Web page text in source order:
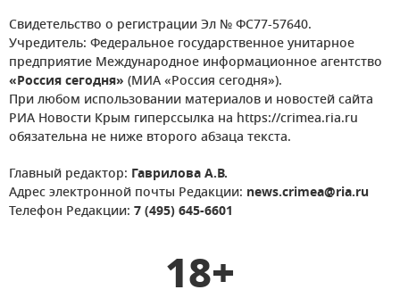
Свидетельство о регистрации Эл № ФС77-57640.
Учредитель: Федеральное государственное унитарное
предприятие Международное информационное агентство
«Россия сегодня» (МИА «Россия сегодня»).
При любом использовании материалов и новостей сайта
РИА Новости Крым гиперссылка на https://crimea.ria.ru
обязательна не ниже второго абзаца текста.
Главный редактор: Гаврилова А.В.
Адрес электронной почты Редакции: news.crimea@ria.ru
Телефон Редакции: 7 (495) 645-6601
18+